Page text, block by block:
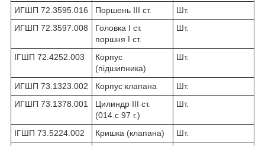
ИГШП 72.3595.016
Поршень III ст.
Шт.
ИГШП 72.3597.008
Головка I ст.
поршня I ст.
Шт.
ІГШП 72.4252.003
Корпус
(підшипника)
Шт.
ИГШП 73.1323.002 Корпус клапана
Шт.
ИГШП 73.1378.001
Цилиндр III ст.
(014.с 97 г.)
Шт.
ІГШП 73.5224.002 Кришка (клапана)
Шт.